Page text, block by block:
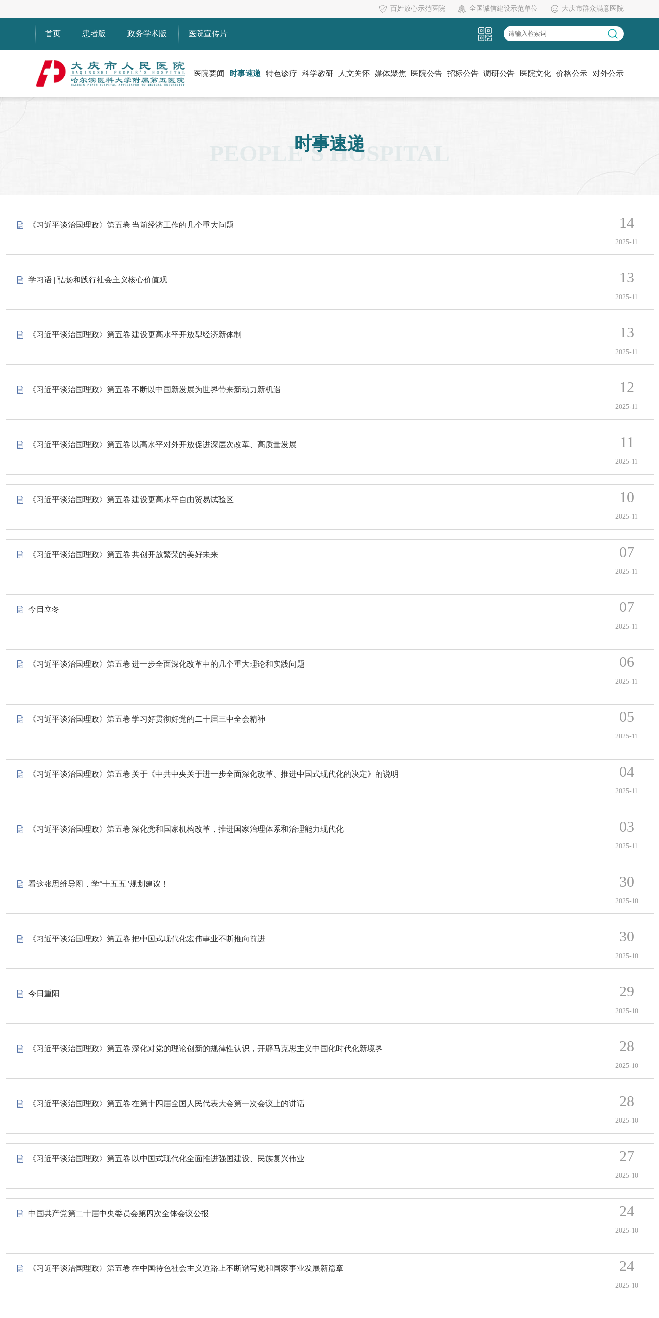
百姓放心示范医院 全国诚信建设示范单位 大庆市群众满意医院
首页 患者版 政务学术版 医院宣传片
医院要闻 时事速递 特色诊疗 科学教研 人文关怀 媒体聚焦 医院公告 招标公告 调研公告 医院文化 价格公示 对外公示
时事速递
PEOPLE’S HOSPITAL
《习近平谈治国理政》第五卷|当前经济工作的几个重大问题 14
2025-11
学习语 | 弘扬和践行社会主义核心价值观 13
2025-11
《习近平谈治国理政》第五卷|建设更高水平开放型经济新体制 13
2025-11
《习近平谈治国理政》第五卷|不断以中国新发展为世界带来新动力新机遇 12
2025-11
《习近平谈治国理政》第五卷|以高水平对外开放促进深层次改革、高质量发展 11
2025-11
《习近平谈治国理政》第五卷|建设更高水平自由贸易试验区 10
2025-11
《习近平谈治国理政》第五卷|共创开放繁荣的美好未来 07
2025-11
今日立冬 07
2025-11
《习近平谈治国理政》第五卷|进一步全面深化改革中的几个重大理论和实践问题 06
2025-11
《习近平谈治国理政》第五卷|学习好贯彻好党的二十届三中全会精神 05
2025-11
《习近平谈治国理政》第五卷|关于《中共中央关于进一步全面深化改革、推进中国式现代化的决定》的说明 04
2025-11
《习近平谈治国理政》第五卷|深化党和国家机构改革，推进国家治理体系和治理能力现代化 03
2025-11
看这张思维导图，学“十五五”规划建议！ 30
2025-10
《习近平谈治国理政》第五卷|把中国式现代化宏伟事业不断推向前进 30
2025-10
今日重阳 29
2025-10
《习近平谈治国理政》第五卷|深化对党的理论创新的规律性认识，开辟马克思主义中国化时代化新境界 28
2025-10
《习近平谈治国理政》第五卷|在第十四届全国人民代表大会第一次会议上的讲话 28
2025-10
《习近平谈治国理政》第五卷|以中国式现代化全面推进强国建设、民族复兴伟业 27
2025-10
中国共产党第二十届中央委员会第四次全体会议公报 24
2025-10
《习近平谈治国理政》第五卷|在中国特色社会主义道路上不断谱写党和国家事业发展新篇章 24
2025-10